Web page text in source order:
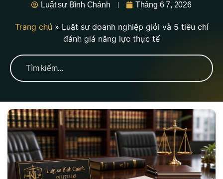
Luật sư Bình Chánh Tháng 6 7, 2026
Trang chủ » Luật sư doanh nghiệp giỏi và 5 tiêu chí
đánh giá năng lực thực tế